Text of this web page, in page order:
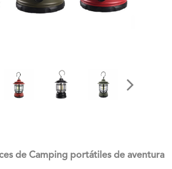
de Camping portátiles de aventura